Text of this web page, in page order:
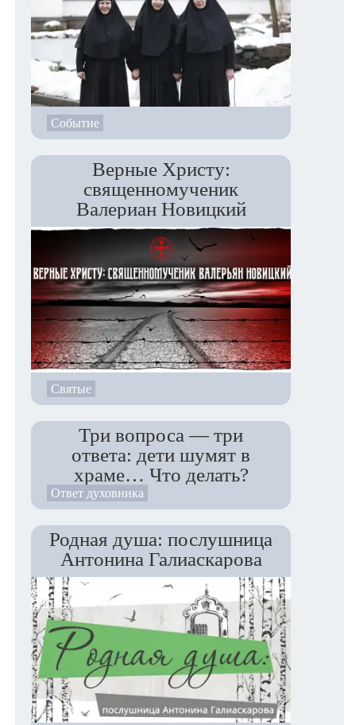
Событие
Верные Христу:
священномученик
Валериан Новицкий
Святые
Три вопроса — три
ответа: дети шумят в
храме… Что делать?
Ответ духовника
Родная душа: послушница
Антонина Галиаскарова